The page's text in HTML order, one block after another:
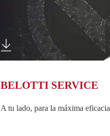
BELOTTI SERVICE
A tu lado, para la máxima eficacia